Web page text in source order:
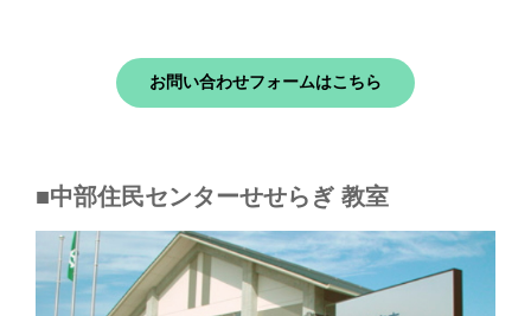
お問い合わせフォームはこちら
■中部住民センターせせらぎ 教室